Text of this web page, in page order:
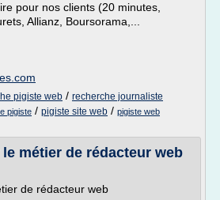
pour nos clients (20 minutes,
Allianz, Boursorama,...
pigiste web / recherche journaliste
pigiste / pigiste site web / pigiste web
métier de rédacteur web
de rédacteur web